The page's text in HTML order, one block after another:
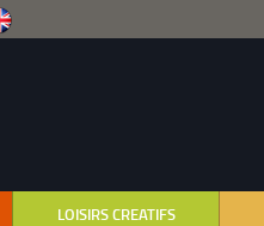
LOISIRS CREATIFS